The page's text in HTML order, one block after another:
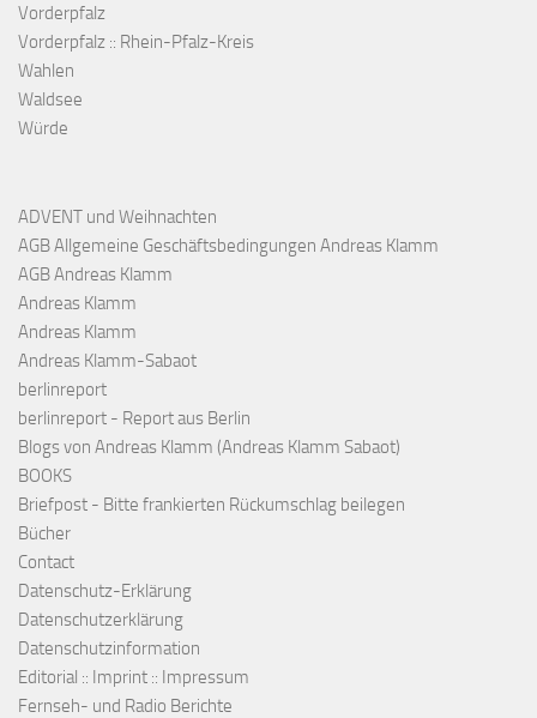
Vorderpfalz
Vorderpfalz :: Rhein-Pfalz-Kreis
Wahlen
Waldsee
Würde
ADVENT und Weihnachten
AGB Allgemeine Geschäftsbedingungen Andreas Klamm
AGB Andreas Klamm
Andreas Klamm
Andreas Klamm
Andreas Klamm-Sabaot
berlinreport
berlinreport - Report aus Berlin
Blogs von Andreas Klamm (Andreas Klamm Sabaot)
BOOKS
Briefpost - Bitte frankierten Rückumschlag beilegen
Bücher
Contact
Datenschutz-Erklärung
Datenschutzerklärung
Datenschutzinformation
Editorial :: Imprint :: Impressum
Fernseh- und Radio Berichte